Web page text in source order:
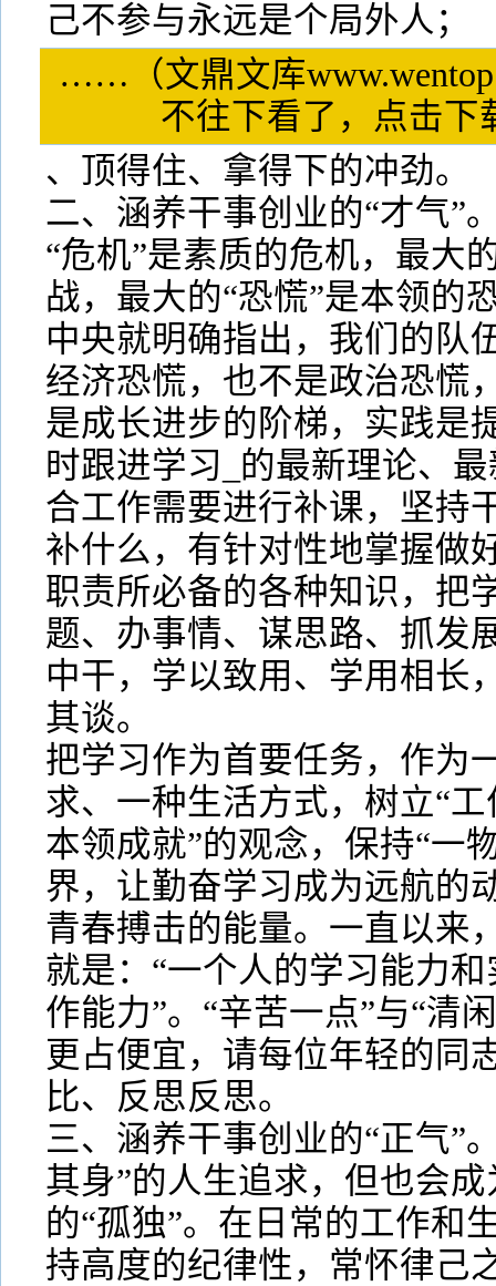
己不参与永远是个局外人；
……（文鼎文库
不往下看了，点击
、顶得住、拿得下的冲劲。
二、涵养干事创业的“才气”
“危机”是素质的危机，最大
战，最大的“恐慌”是本领的
中央就明确指出，我们的队
经济恐慌，也不是政治恐慌
是成长进步的阶梯，实践是
时跟进学习_的最新理论、
合工作需要进行补课，坚持
补什么，有针对性地掌握做
职责所必备的各种知识，把
题、办事情、谋思路、抓发
中干，学以致用、学用相长
其谈。
把学习作为首要任务，作为
求、一种生活方式，树立“
本领成就”的观念，保持“一
界，让勤奋学习成为远航的
青春搏击的能量。一直以来
就是：“一个人的学习能力
作能力”。“辛苦一点”与“清
更占便宜，请每位年轻的同
比、反思反思。
三、涵养干事创业的“正气”
其身”的人生追求，但也会
的“孤独”。在日常的工作和
持高度的纪律性，常怀律己